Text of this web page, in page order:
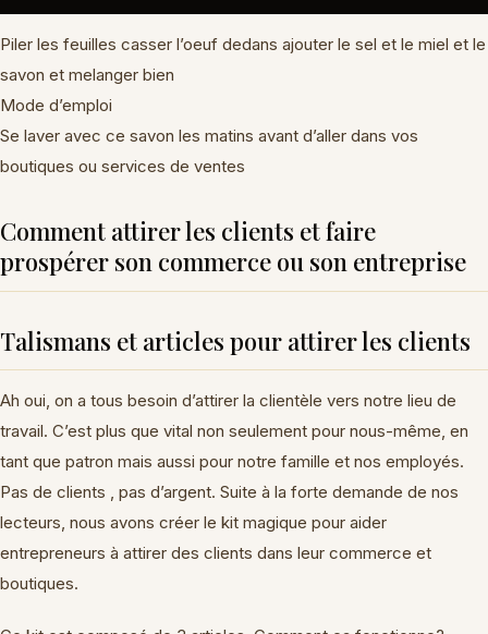
Piler les feuilles casser l’oeuf dedans ajouter le sel et le miel et le
savon et melanger bien
Mode d’emploi
Se laver avec ce savon les matins avant d’aller dans vos
boutiques ou services de ventes
Comment attirer les clients et faire
prospérer son commerce ou son entreprise
Talismans et articles pour attirer les clients
Ah oui, on a tous besoin d’attirer la clientèle vers notre lieu de
travail. C’est plus que vital non seulement pour nous-même, en
tant que patron mais aussi pour notre famille et nos employés.
Pas de clients , pas d’argent. Suite à la forte demande de nos
lecteurs, nous avons créer le kit magique pour aider
entrepreneurs à attirer des clients dans leur commerce et
boutiques.